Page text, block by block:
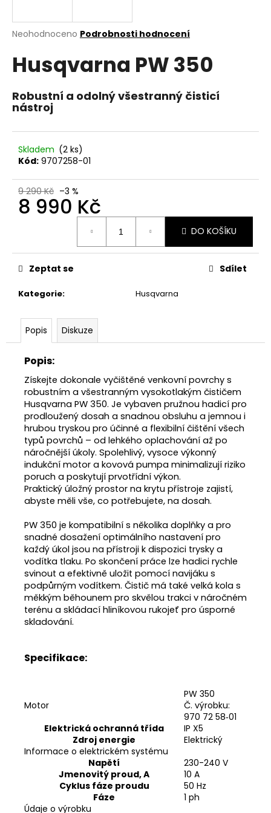
Průměrné
produktu
je
z
5
hvězdiček.
Neohodnoceno Podrobnosti hodnocení
Husqvarna PW 350
Robustní a odolný všestranný čisticí
nástroj
Skladem (2 ks)
Kód: 9707258-01
9 290 Kč –3 %
8 990 Kč
DO KOŠÍKU
Kategorie: Husqvarna
Zeptat se Sdílet
Popis Diskuze
Popis:
Získejte dokonale vyčištěné venkovní povrchy s
robustním a všestranným vysokotlakým čističem
Husqvarna PW 350. Je vybaven pružnou hadicí pro
prodloužený dosah a snadnou obsluhu a jemnou i
hrubou tryskou pro účinné a flexibilní čištění všech
typů povrchů – od lehkého oplachování až po
náročnější úkoly. Spolehlivý, vysoce výkonný
indukční motor a kovová pumpa minimalizují riziko
poruch a poskytují prvotřídní výkon.
Praktický úložný prostor na krytu přístroje zajistí,
abyste měli vše, co potřebujete, na dosah.
PW 350 je kompatibilní s několika doplňky a pro
snadné dosažení optimálního nastavení pro
každý úkol jsou na přístroji k dispozici trysky a
vodítka tlaku. Po skončení práce lze hadici rychle
svinout a efektivně uložit pomocí navijáku s
podpůrným vodítkem. Čistič má také velká kola s
měkkým běhounem pro skvělou trakci v náročném
terénu a skládací hliníkovou rukojeť pro úsporné
skladování.
Specifikace:
Motor
PW 350
Č. výrobku:
970 72 58‑01
Elektrická ochranná třída
IP X5
Zdroj energie
Elektrický
Informace o elektrickém systému
Napětí
230-240 V
Jmenovitý proud, A
10 A
Cyklus fáze proudu
50 Hz
Fáze
1 ph
Údaje o výrobku
j
t
?
D
o
č
e
RYOBI
RAC121
ŽACÍ
HLAVA
SÍŤOVÉMU
KŘOVINOŘEZU
1.5MM
STRUNOU
5132002593
235
Kč